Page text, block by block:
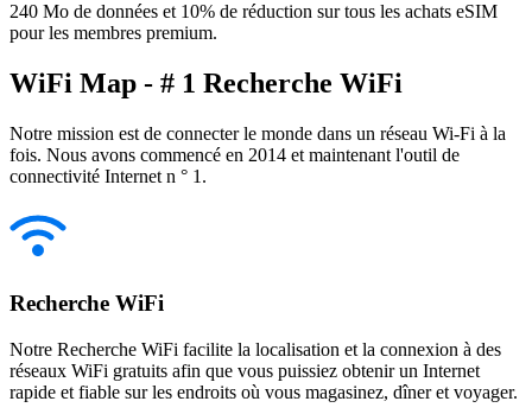
240 Mo de données et 10% de réduction sur tous les achats eSIM
pour les membres premium.
WiFi Map - # 1 Recherche WiFi
Notre mission est de connecter le monde dans un réseau Wi-Fi à la
fois. Nous avons commencé en 2014 et maintenant l'outil de
connectivité Internet n ° 1.
Recherche WiFi
Notre Recherche WiFi facilite la localisation et la connexion à des
réseaux WiFi gratuits afin que vous puissiez obtenir un Internet
rapide et fiable sur les endroits où vous magasinez, dîner et voyager.